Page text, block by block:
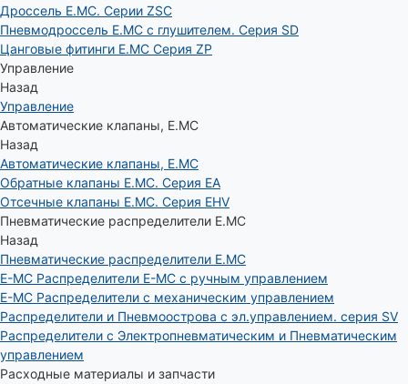
Дроссель E.MC. Серии ZSC
Пневмодроссель E.MC с глушителем. Серия SD
Цанговые фитинги E.MC Серия ZP
Управление
Назад
Управление
Автоматические клапаны, Е.МС
Назад
Автоматические клапаны, Е.МС
Обратные клапаны E.MC. Серия EA
Отсечные клапаны E.MC. Серия EHV
Пневматические распределители E.MC
Назад
Пневматические распределители E.MC
E-MC Распределители E-MC с ручным управлением
E-MC Распределители с механическим управлением
Распределители и Пневмоострова с эл.управлением. серия SV
Распределители с Электропневматическим и Пневматическим
управлением
Расходные материалы и запчасти